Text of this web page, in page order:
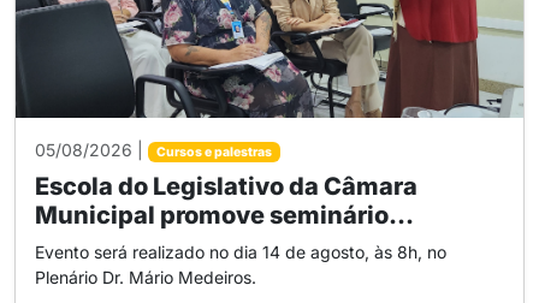
05/08/2026 | Cursos e palestras
Escola do Legislativo da Câmara
Municipal promove seminário...
Evento será realizado no dia 14 de agosto, às 8h, no
Plenário Dr. Mário Medeiros.